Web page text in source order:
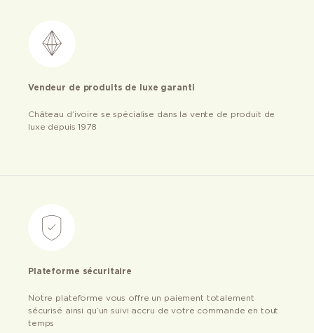
Vendeur de produits de luxe garanti
Château d’ivoire se spécialise dans la vente de produit de
luxe depuis 1978
Plateforme sécuritaire
Notre plateforme vous offre un paiement totalement
sécurisé ainsi qu’un suivi accru de votre commande en tout
temps